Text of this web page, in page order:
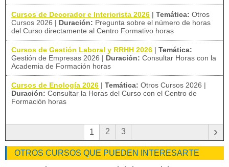
Cursos de Decorador e Interiorista 2026 | Temática: Otros
Cursos 2026 | Duración: Pregunta sobre el número de horas
del Curso directamente al Centro Formativo horas
Cursos de Gestión Laboral y RRHH 2026 | Temática:
Gestión de Empresas 2026 | Duración: Consultar Horas con la
Academia de Formación horas
Cursos de Enología 2026 | Temática: Otros Cursos 2026 |
Duración: Consultar la Horas del Curso con el Centro de
Formación horas
1 2 3 ›
OTROS CURSOS QUE PUEDEN INTERESARTE